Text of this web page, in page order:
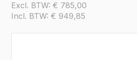
Excl. BTW: € 785,00
Incl. BTW: € 949,85